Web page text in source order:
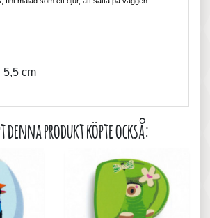
5,5 cm
denna produkt köpte också: